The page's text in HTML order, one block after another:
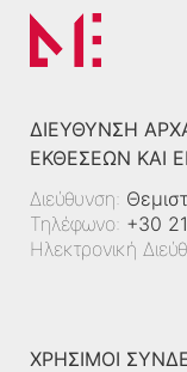
ΔΙΕΎΘΥΝΣΗ
ΕΚΘΈΣΕΩΝ ΚΑΙ
Διεύθυνση:
Τηλέφωνο: +30
Ηλεκτρονική
ΧΡΗΣΙΜΟΙ